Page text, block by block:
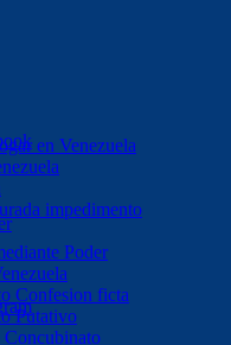
en Venezuela
impedimento
Poder
Confesion ficta
Putativo